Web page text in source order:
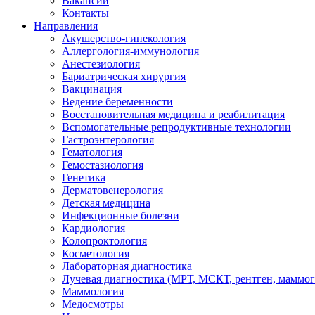
Контакты
Направления
Акушерство-гинекология
Аллергология-иммунология
Анестезиология
Бариатрическая хирургия
Вакцинация
Ведение беременности
Восстановительная медицина и реабилитация
Вспомогательные репродуктивные технологии
Гастроэнтерология
Гематология
Гемостазиология
Генетика
Дерматовенерология
Детская медицина
Инфекционные болезни
Кардиология
Колопроктология
Косметология
Лабораторная диагностика
Лучевая диагностика (МРТ, МСКТ, рентген,
Маммология
Медосмотры